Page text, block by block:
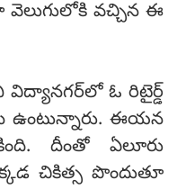
వెలుగులోకి వచ్చిన ఈ
విద్యానగర్‌లో ఓ రిటైర్డ్
ఉంటున్నారు. ఈయన
దీంతో ఏలూరు
చికిత్స పొందుతూ